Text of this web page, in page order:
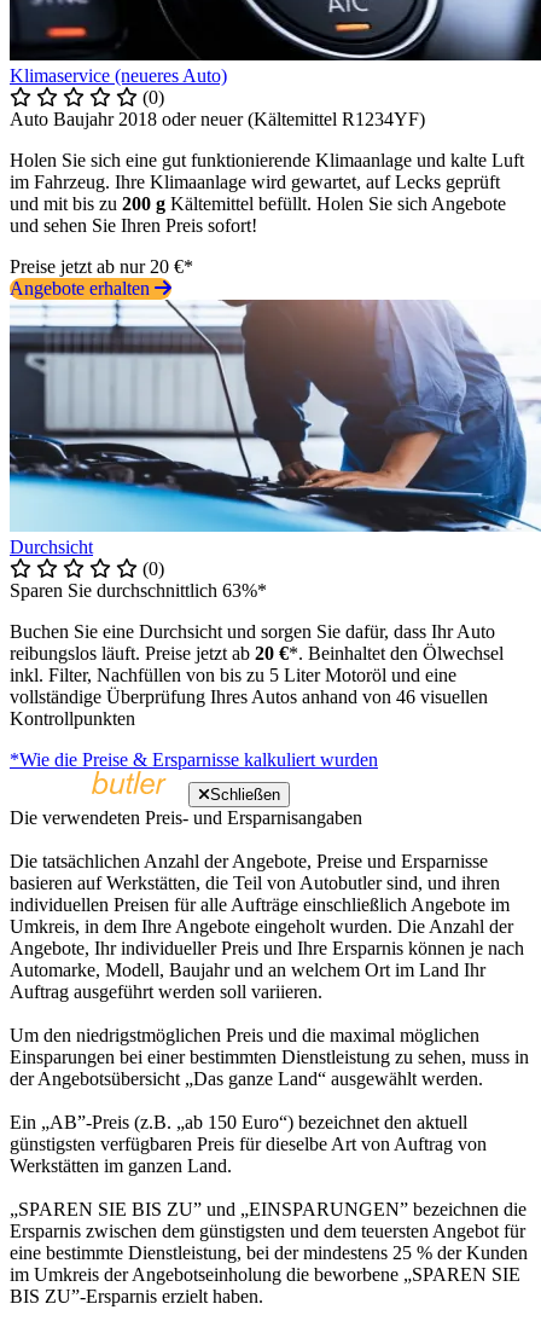
Klimaservice (neueres Auto)
(0)
Auto Baujahr 2018 oder neuer (Kältemittel R1234YF)
Holen Sie sich eine gut funktionierende Klimaanlage und kalte Luft
im Fahrzeug. Ihre Klimaanlage wird gewartet, auf Lecks geprüft
und mit bis zu 200 g Kältemittel befüllt. Holen Sie sich Angebote
und sehen Sie Ihren Preis sofort!
Preise jetzt ab nur 20 €*
Angebote erhalten
Durchsicht
(0)
Sparen Sie durchschnittlich 63%*
Buchen Sie eine Durchsicht und sorgen Sie dafür, dass Ihr Auto
reibungslos läuft. Preise jetzt ab 20 €*. Beinhaltet den Ölwechsel
inkl. Filter, Nachfüllen von bis zu 5 Liter Motoröl und eine
vollständige Überprüfung Ihres Autos anhand von 46 visuellen
Kontrollpunkten
*Wie die Preise & Ersparnisse kalkuliert wurden
Schließen
Die verwendeten Preis- und Ersparnisangaben
Die tatsächlichen Anzahl der Angebote, Preise und Ersparnisse
basieren auf Werkstätten, die Teil von Autobutler sind, und ihren
individuellen Preisen für alle Aufträge einschließlich Angebote im
Umkreis, in dem Ihre Angebote eingeholt wurden. Die Anzahl der
Angebote, Ihr individueller Preis und Ihre Ersparnis können je nach
Automarke, Modell, Baujahr und an welchem Ort im Land Ihr
Auftrag ausgeführt werden soll variieren.
Um den niedrigstmöglichen Preis und die maximal möglichen
Einsparungen bei einer bestimmten Dienstleistung zu sehen, muss in
der Angebotsübersicht „Das ganze Land“ ausgewählt werden.
Ein „AB”-Preis (z.B. „ab 150 Euro“) bezeichnet den aktuell
günstigsten verfügbaren Preis für dieselbe Art von Auftrag von
Werkstätten im ganzen Land.
„SPAREN SIE BIS ZU” und „EINSPARUNGEN” bezeichnen die
Ersparnis zwischen dem günstigsten und dem teuersten Angebot für
eine bestimmte Dienstleistung, bei der mindestens 25 % der Kunden
im Umkreis der Angebotseinholung die beworbene „SPAREN SIE
BIS ZU”-Ersparnis erzielt haben.